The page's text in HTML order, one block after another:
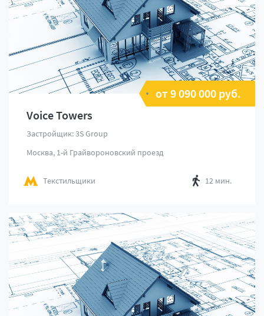
от 9 090 000 руб.
Voice Towers
Застройщик: 3S Group
Москва, 1-й Грайвороновский проезд
Текстильщики 12 мин.